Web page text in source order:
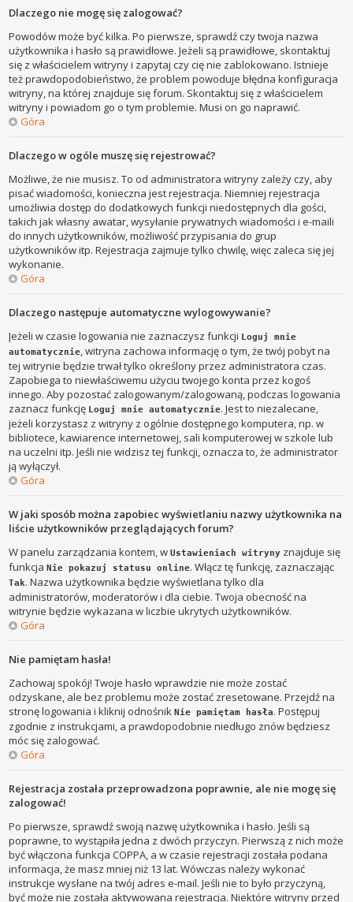
Dlaczego nie mogę się zalogować?
Powodów może być kilka. Po pierwsze, sprawdź czy twoja nazwa
użytkownika i hasło są prawidłowe. Jeżeli są prawidłowe, skontaktuj
się z właścicielem witryny i zapytaj czy cię nie zablokowano. Istnieje
też prawdopodobieństwo, że problem powoduje błędna konfiguracja
witryny, na której znajduje się forum. Skontaktuj się z właścicielem
witryny i powiadom go o tym problemie. Musi on go naprawić.
Góra
Dlaczego w ogóle muszę się rejestrować?
Możliwe, że nie musisz. To od administratora witryny zależy czy, aby
pisać wiadomości, konieczna jest rejestracja. Niemniej rejestracja
umożliwia dostęp do dodatkowych funkcji niedostępnych dla gości,
takich jak własny awatar, wysyłanie prywatnych wiadomości i e-maili
do innych użytkowników, możliwość przypisania do grup
użytkowników itp. Rejestracja zajmuje tylko chwilę, więc zaleca się jej
wykonanie.
Góra
Dlaczego następuje automatyczne wylogowywanie?
Jeżeli w czasie logowania nie zaznaczysz funkcji Loguj mnie
automatycznie, witryna zachowa informację o tym, że twój pobyt na
tej witrynie będzie trwał tylko określony przez administratora czas.
Zapobiega to niewłaściwemu użyciu twojego konta przez kogoś
innego. Aby pozostać zalogowanym/zalogowaną, podczas logowania
zaznacz funkcję Loguj mnie automatycznie. Jest to niezalecane,
jeżeli korzystasz z witryny z ogólnie dostępnego komputera, np. w
bibliotece, kawiarence internetowej, sali komputerowej w szkole lub
na uczelni itp. Jeśli nie widzisz tej funkcji, oznacza to, że administrator
ją wyłączył.
Góra
W jaki sposób można zapobiec wyświetlaniu nazwy użytkownika na
liście użytkowników przeglądających forum?
W panelu zarządzania kontem, wUstawieniach witryny znajduje się
funkcjaNie pokazuj statusu online. Włącz tę funkcję, zaznaczając
Tak. Nazwa użytkownika będzie wyświetlana tylko dla
administratorów, moderatorów i dla ciebie. Twoja obecność na
witrynie będzie wykazana w liczbie ukrytych użytkowników.
Góra
Nie pamiętam hasła!
Zachowaj spokój! Twoje hasło wprawdzie nie może zostać
odzyskane, ale bez problemu może zostać zresetowane. Przejdź na
stronę logowania i kliknij odnośnikNie pamiętam hasła. Postępuj
zgodnie z instrukcjami, a prawdopodobnie niedługo znów będziesz
móc się zalogować.
Góra
Rejestracja została przeprowadzona poprawnie, ale nie mogę się
zalogować!
Po pierwsze, sprawdź swoją nazwę użytkownika i hasło. Jeśli są
poprawne, to wystąpiła jedna z dwóch przyczyn. Pierwszą z nich może
być włączona funkcja COPPA, a w czasie rejestracji została podana
informacja, że masz mniej niż 13 lat. Wówczas należy wykonać
instrukcje wysłane na twój adres e-mail. Jeśli nie to było przyczyną,
być może nie została aktywowana rejestracja. Niektóre witryny przed